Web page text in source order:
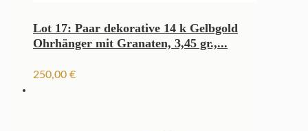
Lot 17: Paar dekorative 14 k Gelbgold
Ohrhänger mit Granaten, 3,45 gr.,...
250,00 €